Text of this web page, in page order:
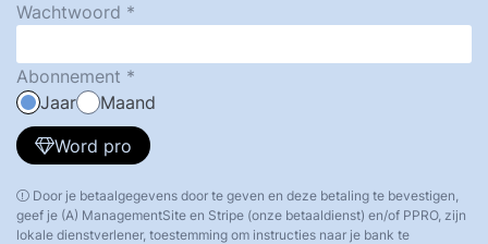
Wachtwoord
Abonnement
Jaar
Maand
Word pro
Door je betaalgegevens door te geven en deze betaling te bevestigen,
geef je (A) ManagementSite en Stripe (onze betaaldienst) en/of PPRO, zijn
lokale dienstverlener, toestemming om instructies naar je bank te